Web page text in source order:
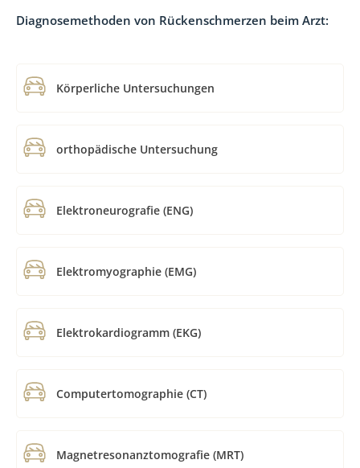
Diagnosemethoden von Rückenschmerzen beim Arzt:
Körperliche Untersuchungen
orthopädische Untersuchung
Elektroneurografie (ENG)
Elektromyographie (EMG)
Elektrokardiogramm (EKG)
Computertomographie (CT)
Magnetresonanztomografie (MRT)